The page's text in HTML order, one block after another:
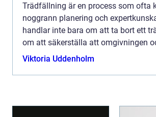
Trädfällning är en process som ofta
noggrann planering och
handlar inte bara om att ta bort ett
om att säkerställa att omgivningen
människor so...
Viktoria Uddenholm